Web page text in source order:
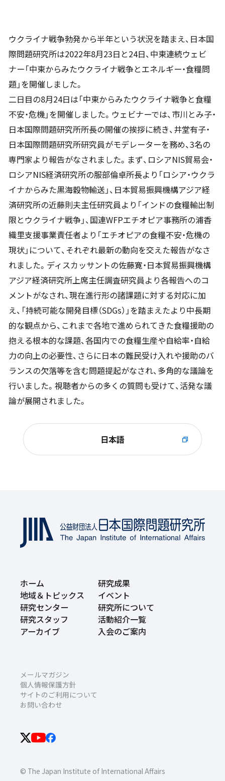
ウクライナ戦争勃発から半年という状況を踏まえ、日本国
際問題研究所は2022年8月23日と24日、中東連続ウェビ
ナー「中東からみたウクライナ戦争とエネルギー・食糧問
題」を開催しました。
二日目の8月24日は「中東からみたウクライナ戦争と食糧
不安・危機」を開催しました。ウェビナーでは、市川とみ子・
日本国際問題研究所所長の開催の挨拶に続き、井堂有子・
日本国際問題研究所研究員がモデレーターを務め、3名の
専門家より報告がなされました。まず、ロシアNIS貿易会・
ロシアNIS経済研究所の服部倫卓所長より「ロシア・ウクラ
イナからみた黒海穀物輸送」、日本貿易振興機構アジア経
済研究所の近藤則夫主任研究員より「インドの食糧輸出制
限とウクライナ戦争」、国連WFPエチオピア事務所の浦香
織里支援事業責任者より「エチオピアの食糧不安・危機の
現状」について、それぞれ最新の動向を交えた報告がなさ
れました。ディスカッサントの佐藤寛・日本貿易振興機構
アジア経済研究所上席主任調査研究員より各報告へのコ
メントがなされ、現在進行形の諸課題に対する対応に加
え、「持続可能な開発目標（SDGs）」を踏まえたより中長期
的な観点から、これまで各地で進められてきた食糧援助の
抱える根本的な課題、各国内での食糧生産や自給率・自給
力の向上の必要性、さらに日本の難民受け入れや援助のバ
ランスの欠落等を含む問題提起がなされ、多角的な議論を
行いました。視聴者からの多くの質問も受けて、活発な議
論が展開されました。
日本語
ホーム
研究成果
地域＆トピックス
イベント
研究センター
研究所について
研究スタッフ
活動紹介一覧
アーカイブ
入会のご案内
メールマガジン
個人情報保護方針
サイトのご利用について
お問い合わせ
© The Japan Institute of International Affairs